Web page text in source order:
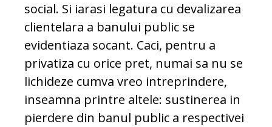
social. Si iarasi legatura cu devalizarea
clientelara a banului public se
evidentiaza socant. Caci, pentru a
privatiza cu orice pret, numai sa nu se
lichideze cumva vreo intreprindere,
inseamna printre altele: sustinerea in
pierdere din banul public a respectivei